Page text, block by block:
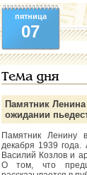
пятница
07
Тема дня
Памятник
ожидании
Памятник Ленину
декабря 1939 года.
Василий Козлов и
О том, что